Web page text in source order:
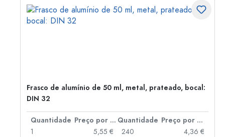
Frasco de alumínio de 50 ml, metal, prateado, bocal:
DIN 32
Quantidade Preço por peça Quantidade
Preço por peça
1
5,55 €
240
4,36 €